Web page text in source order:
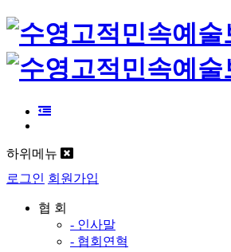
하위메뉴
로그인 회원가입
협 회
- 인사말
- 협회연혁